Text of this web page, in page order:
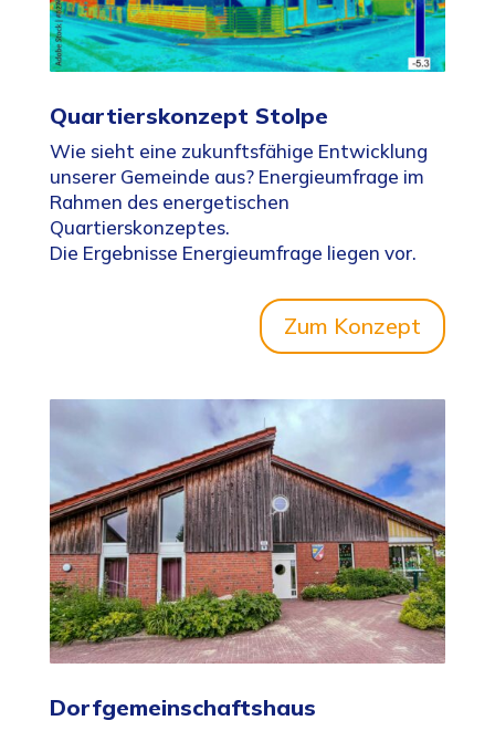
Quartierskonzept Stolpe
Wie sieht eine zukunftsfähige Entwicklung
unserer Gemeinde aus? Energieumfrage im
Rahmen des energetischen
Quartierskonzeptes.
Die Ergebnisse Energieumfrage liegen vor.
Zum Konzept
Dorfgemeinschaftshaus